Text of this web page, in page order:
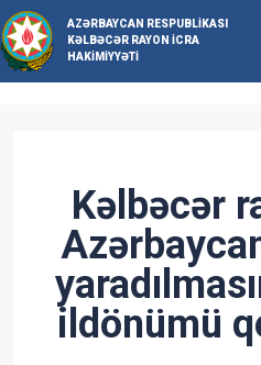
AZƏRBAYCAN RESPUBLIKASI
KƏLBƏCƏR RAYON İCRA
HAKIMIYYƏTI
Kəlbəcər
ildönümü